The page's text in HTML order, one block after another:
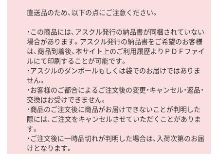
直送品のため、以下の点にご注意ください。
・この商品には、アスクル発行の納品書が同梱されていない
場合があります。アスクル発行の納品書をご希望のお客様
は、商品到着後、本サイト上のご利用履歴よりＰＤＦファイ
ルにて印刷することが可能です。
・アスクルのダンボールもしくは袋でのお届けではありま
せん。
・お客様のご都合によるご注文後の変更・キャンセル・返品・
交換はお受けできません。
・商品のご注文後に商品がお届けできないことが判明した
際には、ご注文をキャンセルさせていただくことがありま
す。
・ご注文後に一時品切れが判明した場合は、入荷次第のお届
けとなります。